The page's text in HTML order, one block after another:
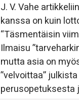
J. V. Vahe artikkeliin
kanssa on kuin
“Täsmentäisin
Ilmaisu
mutta asia on
”velvoittaa”
perusopetuksesta